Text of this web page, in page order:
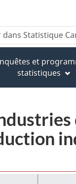
et
statistiques